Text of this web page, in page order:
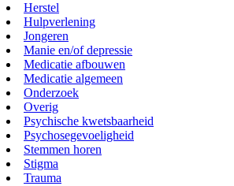
Herstel
Hulpverlening
Jongeren
Manie en/of depressie
Medicatie afbouwen
Medicatie algemeen
Onderzoek
Overig
Psychische kwetsbaarheid
Psychosegevoeligheid
Stemmen horen
Stigma
Trauma